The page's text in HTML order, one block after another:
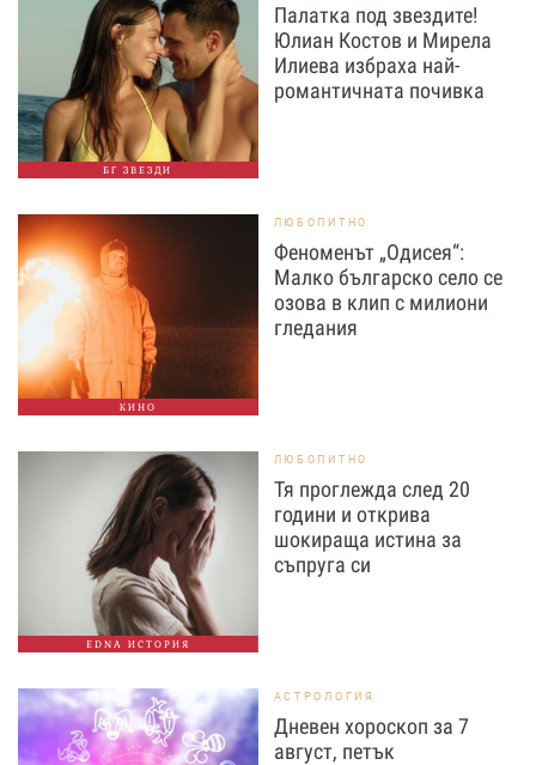
БГ ЗВЕЗДИ
Палатка под звездите!
Юлиан Костов и Мирела
Илиева избраха най-
романтичната почивка
КИНО
ЛЮБОПИТНО
Феноменът „Одисея“:
Малко българско село се
озова в клип с милиони
гледания
EDNA ИСТОРИЯ
ЛЮБОПИТНО
Тя проглежда след 20
години и открива
шокираща истина за
съпруга си
АСТРОЛОГИЯ
Дневен хороскоп за 7
август, петък